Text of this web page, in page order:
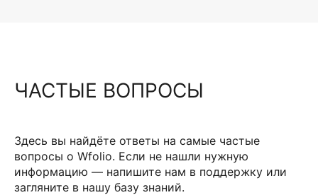
ЧАСТЫЕ ВОПРОСЫ
Здесь вы найдёте ответы на самые частые
вопросы о Wfolio. Если не нашли нужную
информацию — напишите нам в поддержку или
загляните в нашу базу знаний.